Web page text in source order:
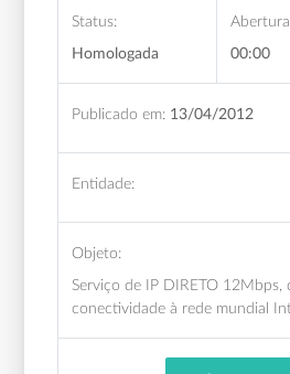
Status:
Homologada
00:00
Publicado em: 13/04/2012
Entidade:
Objeto:
Serviço de IP DIRETO 12Mbps,
conectividade à rede mundial